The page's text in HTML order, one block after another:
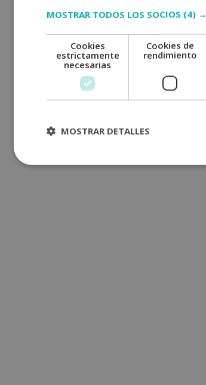
MOSTRAR TODOS LOS SOCIOS (4) →
Cookies
estrictamente
necesarias
Cookies de
rendimiento
MOSTRAR DETALLES